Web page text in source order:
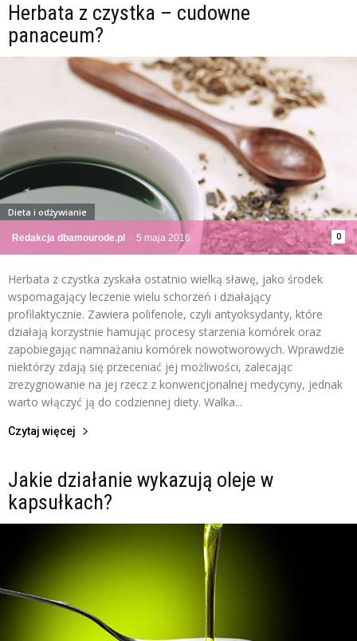
Herbata z czystka – cudowne
panaceum?
Redakcja dbamourode.pl - 5 maja 2016 0
Dieta i odżywianie
Herbata z czystka zyskała ostatnio wielką sławę, jako środek
wspomagający leczenie wielu schorzeń i działający
profilaktycznie. Zawiera polifenole, czyli antyoksydanty, które
działają korzystnie hamując procesy starzenia komórek oraz
zapobiegając namnażaniu komórek nowotworowych. Wprawdzie
niektórzy zdają się przeceniać jej możliwości, zalecając
zrezygnowanie na jej rzecz z konwencjonalnej medycyny, jednak
warto włączyć ją do codziennej diety. Walka...
Czytaj więcej
Jakie działanie wykazują oleje w
kapsułkach?